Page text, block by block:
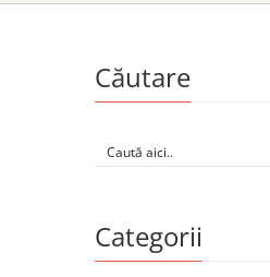
Căutare
Categorii